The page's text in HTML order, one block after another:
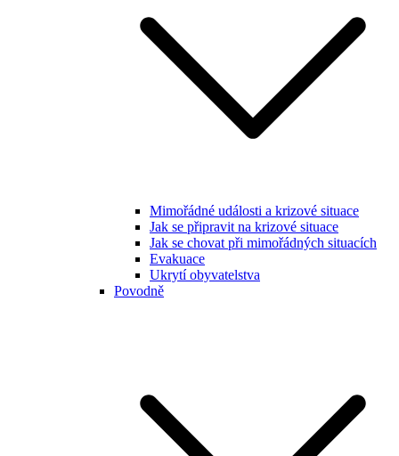
Mimořádné události a krizové situace
Jak se připravit na krizové situace
Jak se chovat při mimořádných situacích
Evakuace
Ukrytí obyvatelstva
Povodně